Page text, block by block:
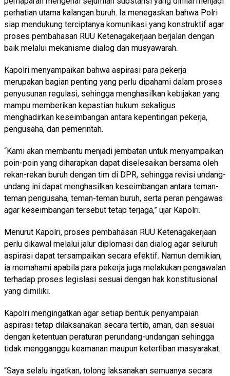
perhatian utama kalangan buruh. Ia menegaskan bahwa Polri
siap mendukung terciptanya komunikasi yang konstruktif agar
proses pembahasan RUU Ketenagakerjaan berjalan dengan
baik melalui mekanisme dialog dan musyawarah.
Kapolri menyampaikan bahwa aspirasi para pekerja
merupakan bagian penting yang perlu dipahami dalam proses
penyusunan regulasi, sehingga menghasilkan kebijakan yang
mampu memberikan kepastian hukum sekaligus
menghadirkan keseimbangan antara kepentingan pekerja,
pengusaha, dan pemerintah.
“Kami akan membantu menjadi jembatan untuk menyampaikan
poin-poin yang diharapkan dapat diselesaikan bersama oleh
rekan-rekan buruh dengan tim di DPR, sehingga revisi undang-
undang ini dapat menghasilkan keseimbangan antara teman-
teman pengusaha, teman-teman buruh, serta peran pengawas
agar keseimbangan tersebut tetap terjaga,” ujar Kapolri.
Menurut Kapolri, proses pembahasan RUU Ketenagakerjaan
perlu dikawal melalui jalur diplomasi dan dialog agar seluruh
aspirasi dapat tersampaikan secara efektif. Namun demikian,
ia memahami apabila para pekerja juga melakukan pengawalan
terhadap proses legislasi sesuai dengan hak konstitusional
yang dimiliki.
Kapolri mengingatkan agar setiap bentuk penyampaian
aspirasi tetap dilaksanakan secara tertib, aman, dan sesuai
dengan ketentuan peraturan perundang-undangan sehingga
tidak mengganggu keamanan maupun ketertiban masyarakat.
“Saya selalu ingatkan, tolong laksanakan semuanya secara